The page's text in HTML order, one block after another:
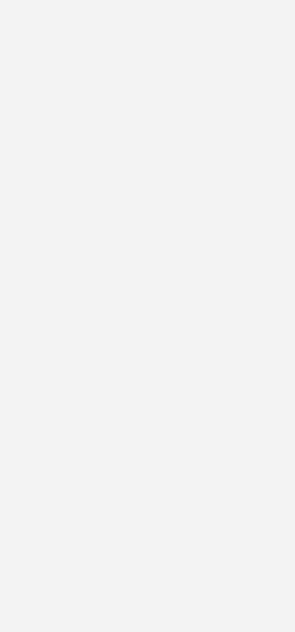
ruft der Architekt: “Da können
haben.”